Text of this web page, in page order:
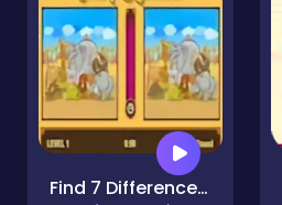
Find 7 Differences Game